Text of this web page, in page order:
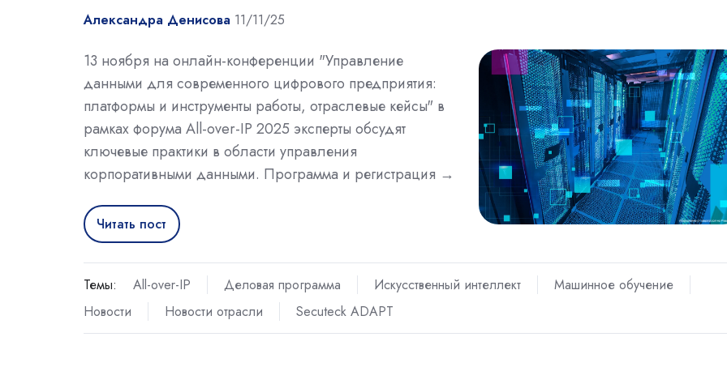
Александра Денисова 11/11/25
13 ноября на онлайн-конференции "Управление
данными для современного цифрового предприятия:
платформы и инструменты работы, отраслевые кейсы" в
рамках форума All-over-IP 2025 эксперты обсудят
ключевые практики в области управления
корпоративными данными. Программа и регистрация →
Читать пост
Темы: All-over-IP Деловая программа Искусственный интеллект
Машинное обучение
Новости
Новости отрасли Secuteck ADAPT